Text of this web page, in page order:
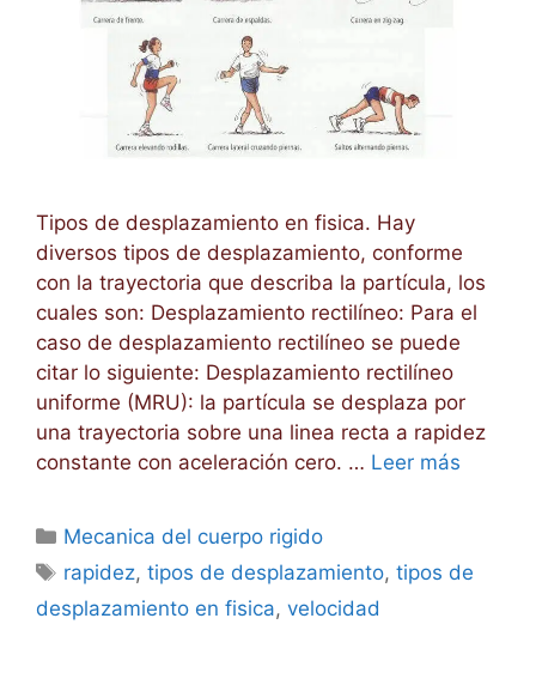
Tipos de desplazamiento en fisica. Hay
diversos tipos de desplazamiento, conforme
con la trayectoria que describa la partícula, los
cuales son: Desplazamiento rectilíneo: Para el
caso de desplazamiento rectilíneo se puede
citar lo siguiente: Desplazamiento rectilíneo
uniforme (MRU): la partícula se desplaza por
una trayectoria sobre una linea recta a rapidez
constante con aceleración cero. … Leer más
Categorías
Mecanica del cuerpo rigido
Etiquetas
rapidez,tipos de desplazamiento,tipos de
desplazamiento en fisica, velocidad